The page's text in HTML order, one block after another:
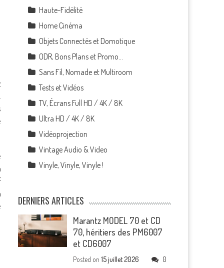
Haute-Fidélité
Home Cinéma
Objets Connectés et Domotique
ODR, Bons Plans et Promo…
Sans Fil, Nomade et Multiroom
Tests et Vidéos
TV, Écrans Full HD / 4K / 8K
Ultra HD / 4K / 8K
Vidéoprojection
Vintage Audio & Video
Vinyle, Vinyle, Vinyle !
DERNIERS ARTICLES
Marantz MODEL 70 et CD
70, héritiers des PM6007
et CD6007
Posted on15 juillet 2026 0